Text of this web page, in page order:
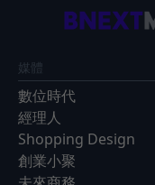
媒體
數位時代
經理人
Shopping Design
創業小聚